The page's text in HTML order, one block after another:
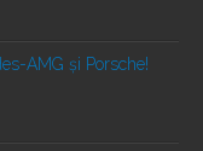
AMG și Porsche!